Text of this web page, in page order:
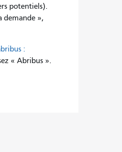
potentiels).
demande »,
:
« Abribus ».